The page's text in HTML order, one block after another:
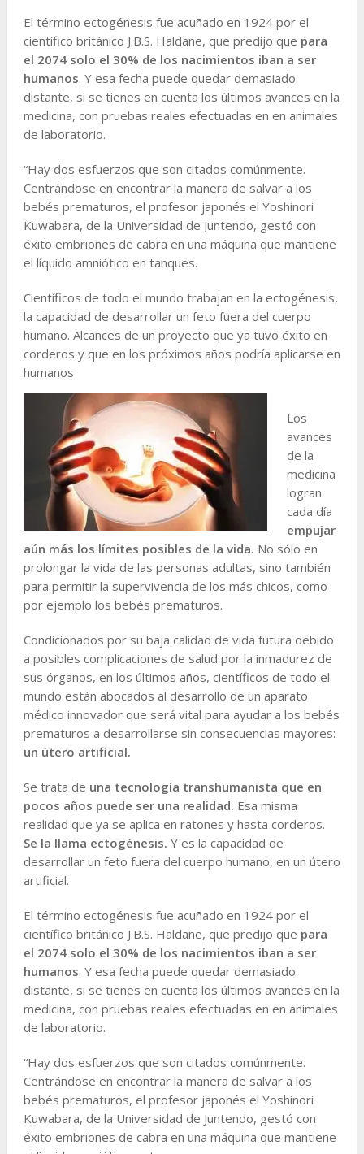
El término ectogénesis fue acuñado en 1924 por el
científico británico J.B.S. Haldane, que predijo que para
el 2074 solo el 30% de los nacimientos iban a ser
humanos. Y esa fecha puede quedar demasiado
distante, si se tienes en cuenta los últimos avances en la
medicina, con pruebas reales efectuadas en en animales
de laboratorio.
“Hay dos esfuerzos que son citados comúnmente.
Centrándose en encontrar la manera de salvar a los
bebés prematuros, el profesor japonés el Yoshinori
Kuwabara, de la Universidad de Juntendo, gestó con
éxito embriones de cabra en una máquina que mantiene
el líquido amniótico en tanques.
Científicos de todo el mundo trabajan en la ectogénesis,
la capacidad de desarrollar un feto fuera del cuerpo
humano. Alcances de un proyecto que ya tuvo éxito en
corderos y que en los próximos años podría aplicarse en
humanos
Los
avances
de la
medicina
logran
cada día
empujar
aún más los límites posibles de la vida. No sólo en
prolongar la vida de las personas adultas, sino también
para permitir la supervivencia de los más chicos, como
por ejemplo los bebés prematuros.
Condicionados por su baja calidad de vida futura debido
a posibles complicaciones de salud por la inmadurez de
sus órganos, en los últimos años, científicos de todo el
mundo están abocados al desarrollo de un aparato
médico innovador que será vital para ayudar a los bebés
prematuros a desarrollarse sin consecuencias mayores:
un útero artificial.
Se trata de una tecnología transhumanista que en
pocos años puede ser una realidad. Esa misma
realidad que ya se aplica en ratones y hasta corderos.
Se la llama ectogénesis. Y es la capacidad de
desarrollar un feto fuera del cuerpo humano, en un útero
artificial.
El término ectogénesis fue acuñado en 1924 por el
científico británico J.B.S. Haldane, que predijo que para
el 2074 solo el 30% de los nacimientos iban a ser
humanos. Y esa fecha puede quedar demasiado
distante, si se tienes en cuenta los últimos avances en la
medicina, con pruebas reales efectuadas en en animales
de laboratorio.
“Hay dos esfuerzos que son citados comúnmente.
Centrándose en encontrar la manera de salvar a los
bebés prematuros, el profesor japonés el Yoshinori
Kuwabara, de la Universidad de Juntendo, gestó con
éxito embriones de cabra en una máquina que mantiene